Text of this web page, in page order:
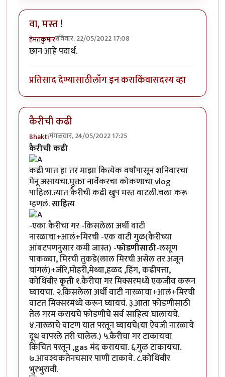
वा, मस्त !
हेमंतकुमाररविवार, 22/05/2022 17:08
छान आहे पदार्थ.
प्रतिसाद देण्यासाठीलॉग इन कराकिंवासदस्य व्हा
कैरीची कढी
Bhaktiमंगळवार, 24/05/2022 17:25
कैरीची कढी
कढी भात हा तर माझा कित्येक वर्षांपासून शनिवारचा
मेनू असायचा.मुक्ता नार्वेकर​चा कोकणाचा vlog
पाहिला.त्यात कैरीची कढी खुप मस्त वाटली.चला करू
म्हणलं.साहित्य
-एका कैरीचा गर -किसलेला अर्धी वाटी
नारळाचा+आलं+मिरची -एक वाटी गुळ(कैरीच्या​
आंबटपणनुसार कमी जास्त) -फोडणीसाठी-लसूण
पाकळ्या, मिरची तुकडे(लाल मिरची असेल तर अजून
चांगलं)+जीरे,मोहरी,मेथ्या,हळद ,हिंग, कढीपत्ता,
कोथिंबीरकृती१.कैरीचा गर मिक्सरमध्ये एकजीव करून
घ्यायचा. २.किसलेला अर्धी वाटी नारळाचा+आलं+मिरची
वाटत मिक्सरमध्ये करून घ्यायचं. ३.आता फोडणीसाठी
तेल गरम करायचे फोडणीचे सर्व साहित्य घालायचे.
४.नारळाचे वाटण यात परतून घ्यायचे(या ऐवजी नारळाचे
दूध वापरले तरी चालेल.) ५.कैरीचा गर टाकायचा
किंचित परतून ,gas मंद करायचा. ६.गुळ टाकायचा.
७.आवश्यकतेनचसार पाणी टाकावे. ८.कोथिंबीर
भुरभुरावी.